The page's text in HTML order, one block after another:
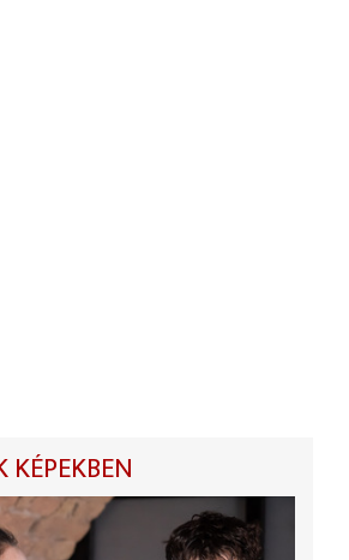
KÉPEKBEN